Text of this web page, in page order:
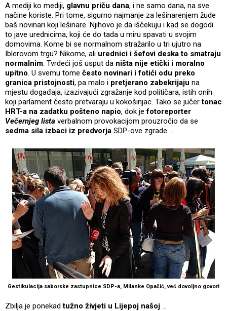
A mediji ko mediji, glavnu priču dana, i ne samo dana, na sve
načine koriste. Pri tome, sigurno najmanje za lešinarenjem žude
baš novinari koji lešinare. Njihovo je da iščekuju i kad se dogodi
to jave urednicima, koji će do tada u miru spavati u svojim
domovima. Kome bi se normalnom stražarilo u tri ujutro na
Iblerovom trgu? Nikome, ali urednici i šefovi deska to smatraju
normalnim. Tvrdeći još usput da ništa nije etički i moralno
upitno. U svemu tome često novinari i fotići odu preko
granica pristojnosti, pa malo i pretjerano zabekrijaju na
mjestu događaja, izazivajući zgražanje kod političara, istih onih
koji parlament često pretvaraju u kokošinjac. Tako se jučertonac
HRT-a na zadatku pošteno napio, dok jefotoreporter
Večernjeg lista verbalnom provokacijom prouzročio da se
sedma sila izbaci iz predvorja SDP-ove zgrade ...
Gestikulacija saborske zastupnice SDP-a, Milanke Opačić, već dovoljno govori
Zbilja je ponekadtužno živjeti u Lijepoj našoj ...